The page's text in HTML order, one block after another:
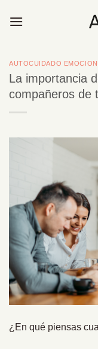
AUTOCUIDADO
La importancia
compañeros de
¿En qué piensas